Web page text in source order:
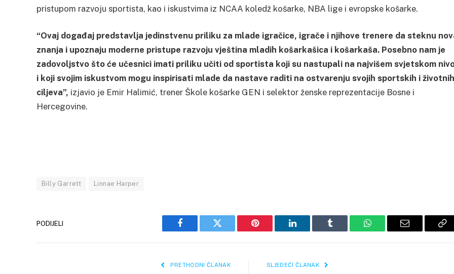
pristupom razvoju sportista, kao i iskustvima iz NCAA koledž košarke, NBA lige i evropske košarke.
“Ovaj događaj predstavlja jedinstvenu priliku za mlade igračice, igrače i njihove trenere da steknu
znanja i upoznaju moderne pristupe razvoju vještina mladih košarkašica i košarkaša. Posebno nam je
zadovoljstvo što će učesnici imati priliku učiti od sportista koji su nastupali na najvišem svjetskom
i koji svojim iskustvom mogu inspirisati mlade da nastave raditi na ostvarenju svojih sportskih i životnih
ciljeva”, izjavio je Emir Halimić, trener Škole košarke GEN i selektor ženske reprezentacije Bosne i
Hercegovine.
Billy Garrett Linnae Harper
PODIJELI
Facebook Twitter Pinterest LinkedIn Tumblr WhatsAppEmail
PRETHODNI ČLANAK SLJEDEĆI ČLANAK